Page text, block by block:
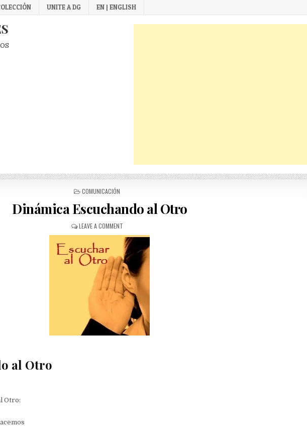
UNITE A DG EN | ENGLISH
POSTED
COMUNICACIÓN
Dinámica Escuchando al Otro
LEAVE A COMMENTON
DINÁMICA
ESCUCHANDO
AL
OTRO
al Otro
Otro: